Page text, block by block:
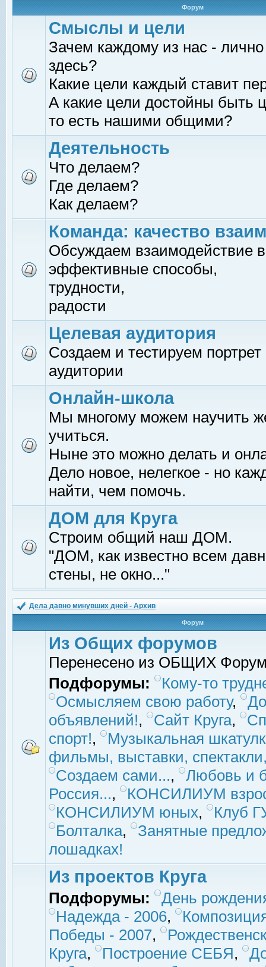
Форум
Смыслы и цели
Зачем каждому из нас -
здесь?
Какие цели каждый ставит
А какие цели достойны быть
то есть нашими общими?
Деятельность
Что делаем?
Где делаем?
Как делаем?
Команда: качество
Обсуждаем взаимодействие
эффективные способы,
трудности,
радости
Целевая аудитория
Создаем и тестируем
аудитории
Онлайн-школа
Мы многому можем научить
учиться.
Ныне это можно делать и
Дело новое, нелегкое - но
найти, чем помочь.
ДОМ для Круга
Строим общий наш ДОМ.
"ДОМ, как известно всем
стены, не окно..."
Дела давно минувших дней - Архив
Форум
Из Общих форумов
Перенесено из ОБЩИХ
Подфорумы:
Кому-то
Осмысляем свою работу,
объявлений!, Сайт Круга,
спорт!,
Музыкальная
фильмы, выставки,
Создаем сами...,
Любовь и
Россия...,
КОНСИЛИУМ
КОНСИЛИУМ юных,
Клуб
Болталка,
Занятные
лошадках!
Из проектов Круга
Подфорумы:
День
Надежда - 2006,
Победы - 2007,
Круга, Построение СЕБЯ,